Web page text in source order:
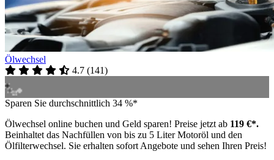
Ölwechsel
4.7 (141)
Sparen Sie durchschnittlich 34 %*
Ölwechsel online buchen und Geld sparen! Preise jetzt ab 119 €*.
Beinhaltet das Nachfüllen von bis zu 5 Liter Motoröl und den
Ölfilterwechsel. Sie erhalten sofort Angebote und sehen Ihren Preis!